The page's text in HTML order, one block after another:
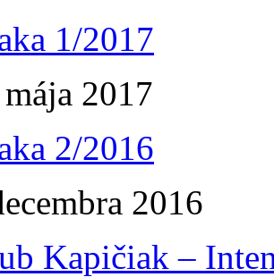
1/2017
2017
2/2016
2016
Kapičiak –